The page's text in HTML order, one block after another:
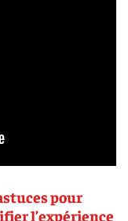
pour
l’expérience